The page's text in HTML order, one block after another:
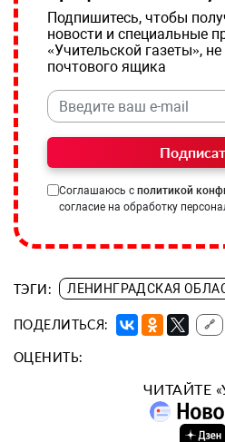
Подпишитесь, чтобы
новости и специальные
«Учительской газеты»,
почтового ящика
Соглашаюсь с политикой
согласие на обработку
ТЭГИ: ЛЕНИНГРАДСКАЯ
ПОДЕЛИТЬСЯ: 🔗
ОЦЕНИТЬ:
ЧИТАЙТЕ